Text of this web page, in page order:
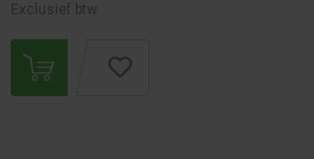
Exclusief btw.